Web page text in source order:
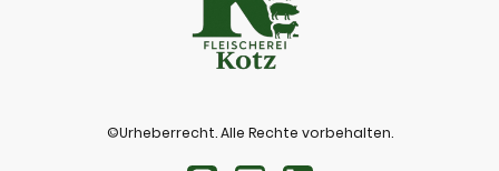
©Urheberrecht. Alle Rechte vorbehalten.